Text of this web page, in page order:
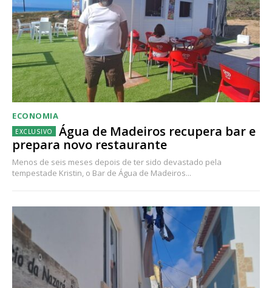
ECONOMIA
Água de Madeiros recupera bar e
prepara novo restaurante
Menos de seis meses depois de ter sido devastado pela
tempestade Kristin, o Bar de Água de Madeiros...